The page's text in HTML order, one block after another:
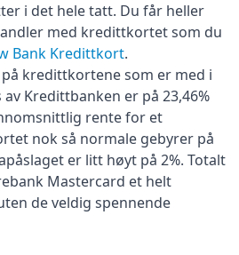
i det hele tatt. Du får heller
med kredittkortet som du
Bank Kredittkort.
kredittkortene som er med i
Kredittbanken er på 23,46%
rente for et
nok så normale gebyrer på
er litt høyt på 2%. Totalt
Mastercard et helt
de veldig spennende